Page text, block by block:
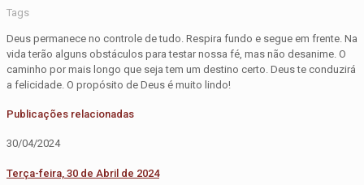
Tags
Deus permanece no controle de tudo. Respira fundo e segue em frente. Na
vida terão alguns obstáculos para testar nossa fé, mas não desanime. O
caminho por mais longo que seja tem um destino certo. Deus te conduzirá
a felicidade. O propósito de Deus é muito lindo!
Publicações relacionadas
30/04/2024
Terça-feira, 30 de Abril de 2024